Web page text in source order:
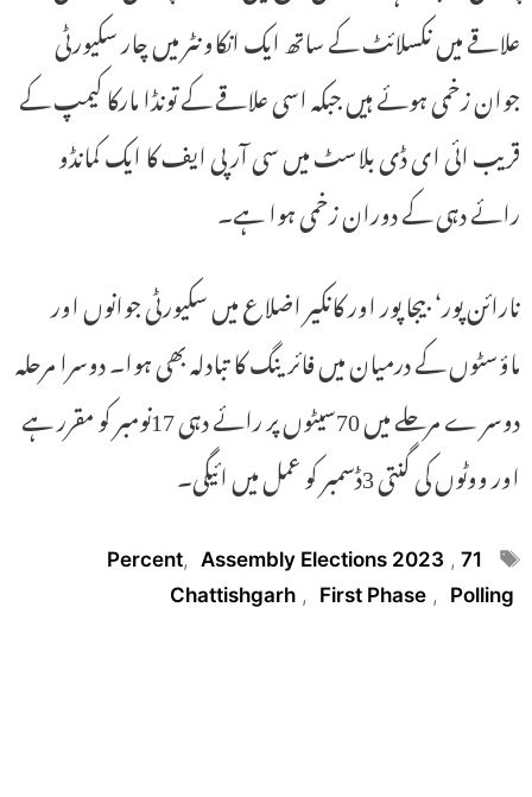
علاقے میں نکسلائٹ کے ساتھ ایک انکاونٹر میں چار سکیورٹی
جوان زخمی ہوئے ہیں جبکہ اسی علاقے کے تونڈا مارکا کیمپ کے
قریب ائی ای ڈی بلاسٹ میں سی آر پی ایف کا ایک کمانڈو
رائے دہی کے دوران زخمی ہوا ہے۔
نارائن پور‘ بیجا پور اور کانکیر اضلاع میں سکیورٹی جوانوں اور
ماؤسٹوں کے درمیان میں فائرینگ کا تبادلہ بھی ہوا۔ دوسرا مرحلہ
دوسر ے مرحلے میں 70سیٹوں پر رائے دہی 17نومبر کو مقرر ہے
اور ووٹوں کی گنتی 3ڈسمبر کو عمل میں ائیگی۔
Tags
71 Percent
, Assembly Elections 2023 ,
Chattishgarh , First Phase , Polling